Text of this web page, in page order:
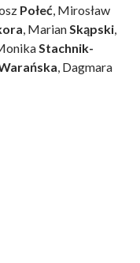
Połeć, Mirosław
, MarianSkąpski,
Stachnik-
, Dagmara